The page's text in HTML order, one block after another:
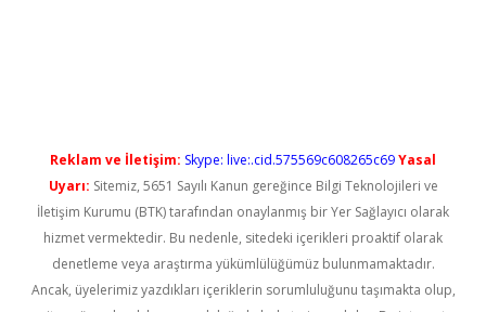
Reklam ve İletişim: Skype: live:.cid.575569c608265c69Yasal
Uyarı: Sitemiz, 5651 Sayılı Kanun gereğince Bilgi Teknolojileri ve
İletişim Kurumu (BTK) tarafından onaylanmış bir Yer Sağlayıcı olarak
hizmet vermektedir. Bu nedenle, sitedeki içerikleri proaktif olarak
denetleme veya araştırma yükümlülüğümüz bulunmamaktadır.
Ancak, üyelerimiz yazdıkları içeriklerin sorumluluğunu taşımakta olup,